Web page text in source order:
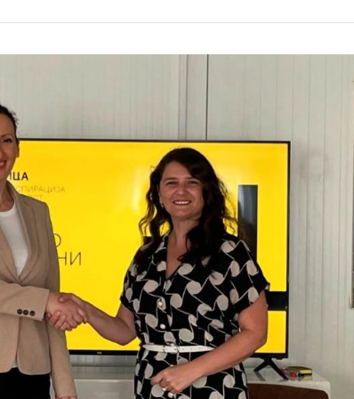
Нови Сад на
град у овом делу
дигиталних